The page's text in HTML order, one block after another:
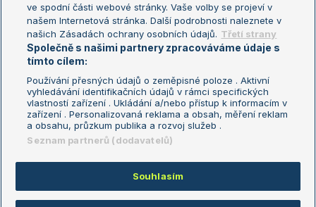
Fotbalové přestupy
Livesport Daily
LS Prague Open
Podmínky užití
Nastavení soukromí
GDPR a žurnalistika
Reklama
Kontakt
Informace o zpracování osobních
údajů
Copyright © 2008-2026 TenisPortal.cz. Využíváme zpravodajství ČTK.
ve spodní části webové stránky. Vaše volby se projeví v
našem Internetová stránka. Další podrobnosti naleznete v
našich Zásadách ochrany osobních údajů. Třetí strany
Společně s našimi partnery zpracováváme údaje s
tímto cílem:
Používání přesných údajů o zeměpisné poloze . Aktivní
vyhledávání identifikačních údajů v rámci specifických
vlastností zařízení . Ukládání a/nebo přístup k informacím v
zařízení . Personalizovaná reklama a obsah, měření reklam
a obsahu, průzkum publika a rozvoj služeb .
Seznam partnerů (dodavatelů)
Souhlasím